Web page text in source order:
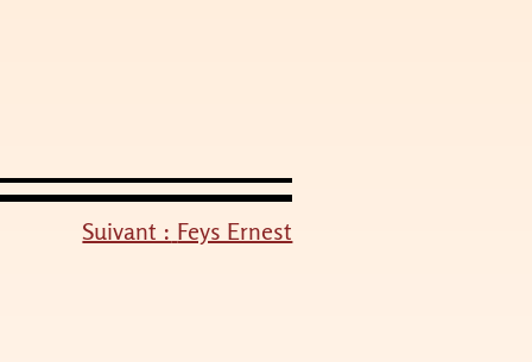
Suivant : Feys Ernest